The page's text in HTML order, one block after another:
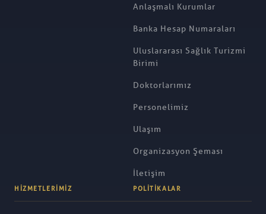
Anlaşmalı Kurumlar
Banka Hesap Numaraları
Uluslararası Sağlık Turizmi
Birimi
Doktorlarımız
Personelimiz
Ulaşım
Organizasyon Şeması
İletişim
HIZMETLERIMIZ POLITIKALAR